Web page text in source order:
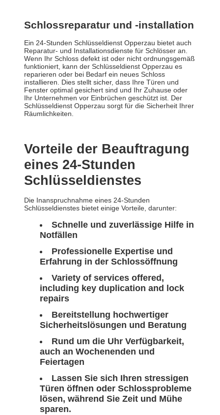
Schlossreparatur und -installation
Ein 24-Stunden Schlüsseldienst Opperzau bietet auch
Reparatur- und Installationsdienste für Schlösser an.
Wenn Ihr Schloss defekt ist oder nicht ordnungsgemäß
funktioniert, kann der Schlüsseldienst Opperzau es
reparieren oder bei Bedarf ein neues Schloss
installieren. Dies stellt sicher, dass Ihre Türen und
Fenster optimal gesichert sind und Ihr Zuhause oder
Ihr Unternehmen vor Einbrüchen geschützt ist. Der
Schlüsseldienst Opperzau sorgt für die Sicherheit Ihrer
Räumlichkeiten.
Vorteile der Beauftragung
eines 24-Stunden
Schlüsseldienstes
Die Inanspruchnahme eines 24-Stunden
Schlüsseldienstes bietet einige Vorteile, darunter:
Schnelle und zuverlässige Hilfe in
Notfällen
Professionelle Expertise und
Erfahrung in der Schlossöffnung
Variety of services offered,
including key duplication and lock
repairs
Bereitstellung hochwertiger
Sicherheitslösungen und Beratung
Rund um die Uhr Verfügbarkeit,
auch an Wochenenden und
Feiertagen
Lassen Sie sich Ihren stressigen
Türen öffnen oder Schlossprobleme
lösen, während Sie Zeit und Mühe
sparen.